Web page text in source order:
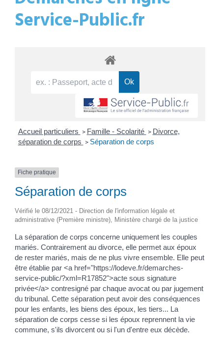
Service-Public.fr
Accueil particuliers > Famille - Scolarité > Divorce,
séparation de corps > Séparation de corps
Fiche pratique
Séparation de corps
Vérifié le 08/12/2021 - Direction de l'information légale et
administrative (Première ministre), Ministère chargé de la justice
La séparation de corps concerne uniquement les couples
mariés. Contrairement au divorce, elle permet aux époux
de rester mariés, mais de ne plus vivre ensemble. Elle peut
être établie par <a href="https://lodeve.fr/demarches-
service-public/?xml=R17852">acte sous signature
privée</a> contresigné par chaque avocat ou par jugement
du tribunal. Cette séparation peut avoir des conséquences
pour les enfants, les biens des époux, les tiers... La
séparation de corps cesse si les époux reprennent la vie
commune, s'ils divorcent ou si l'un d'entre eux décède.